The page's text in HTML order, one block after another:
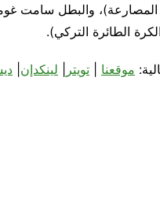
والبطل سامت
الطائرة التركي).
موقعنا تويتر لينكدإن